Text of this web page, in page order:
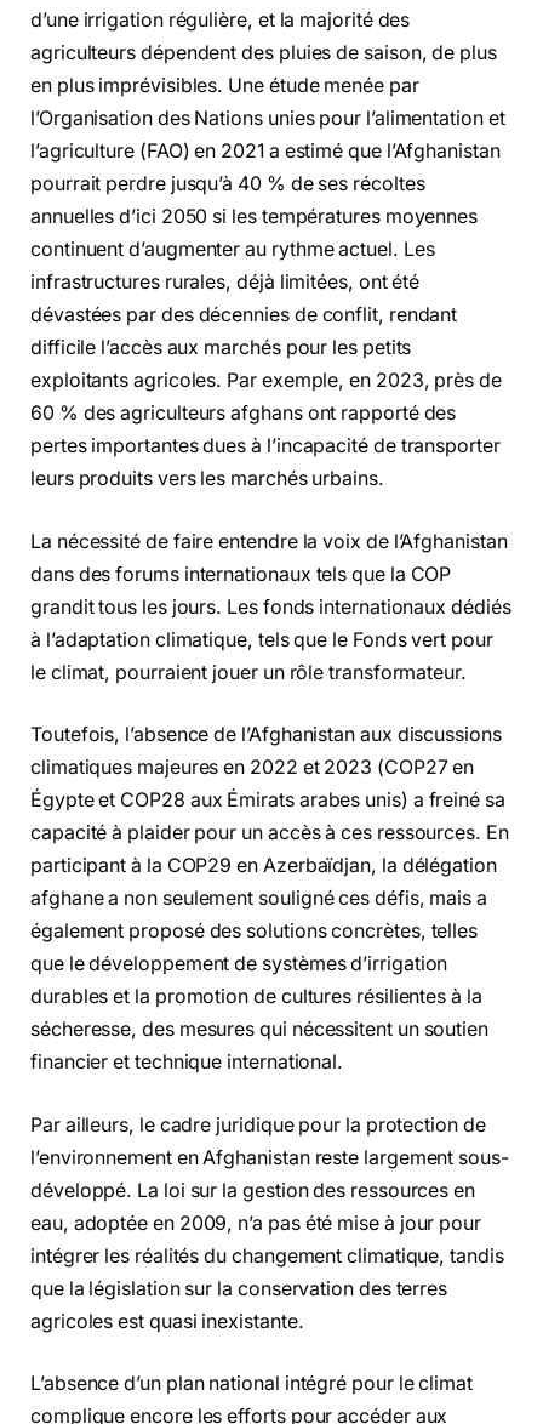
d’une irrigation régulière, et la majorité des
agriculteurs dépendent des pluies de saison, de plus
en plus imprévisibles. Une étude menée par
l’Organisation des Nations unies pour l’alimentation et
l’agriculture (FAO) en 2021 a estimé que l’Afghanistan
pourrait perdre jusqu’à 40 % de ses récoltes
annuelles d’ici 2050 si les températures moyennes
continuent d’augmenter au rythme actuel. Les
infrastructures rurales, déjà limitées, ont été
dévastées par des décennies de conflit, rendant
difficile l’accès aux marchés pour les petits
exploitants agricoles. Par exemple, en 2023, près de
60 % des agriculteurs afghans ont rapporté des
pertes importantes dues à l’incapacité de transporter
leurs produits vers les marchés urbains.
La nécessité de faire entendre la voix de l’Afghanistan
dans des forums internationaux tels que la COP
grandit tous les jours. Les fonds internationaux dédiés
à l’adaptation climatique, tels que le Fonds vert pour
le climat, pourraient jouer un rôle transformateur.
Toutefois, l’absence de l’Afghanistan aux discussions
climatiques majeures en 2022 et 2023 (COP27 en
Égypte et COP28 aux Émirats arabes unis) a freiné sa
capacité à plaider pour un accès à ces ressources. En
participant à la COP29 en Azerbaïdjan, la délégation
afghane a non seulement souligné ces défis, mais a
également proposé des solutions concrètes, telles
que le développement de systèmes d’irrigation
durables et la promotion de cultures résilientes à la
sécheresse, des mesures qui nécessitent un soutien
financier et technique international.
Par ailleurs, le cadre juridique pour la protection de
l’environnement en Afghanistan reste largement sous-
développé. La loi sur la gestion des ressources en
eau, adoptée en 2009, n’a pas été mise à jour pour
intégrer les réalités du changement climatique, tandis
que la législation sur la conservation des terres
agricoles est quasi inexistante.
L’absence d’un plan national intégré pour le climat
complique encore les efforts pour accéder aux